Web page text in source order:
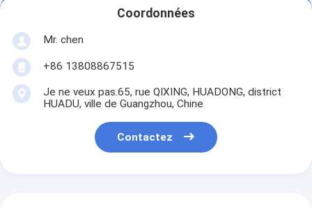
Coordonnées
Mr. chen
+86 13808867515
Je ne veux pas.65, rue QIXING, HUADONG, district
HUADU, ville de Guangzhou, Chine
Contactez